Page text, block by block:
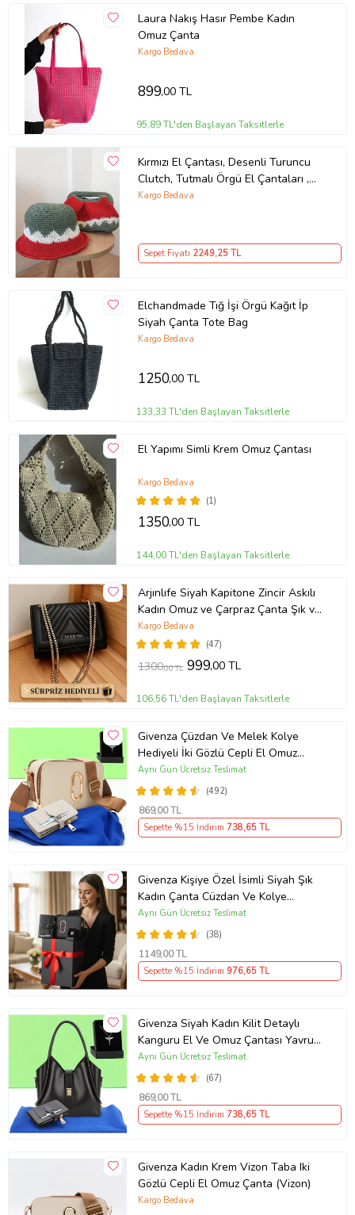
Laura Nakış Hasır Pembe Kadın
Omuz Çanta
Kargo Bedava
899,00 TL
95,89 TL'den Başlayan Taksitlerle
Kırmızı El Çantası, Desenli Turuncu
Clutch, Tutmalı Örgü El Çantaları ,
Kemzey Handmade Çanta (Kırmızı)
Kargo Bedava
Sepet Fiyatı 2249,25 TL
Elchandmade Tığ İşi Örgü Kağıt İp
Siyah Çanta Tote Bag
Kargo Bedava
1250,00 TL
133,33 TL'den Başlayan Taksitlerle
El Yapımı Simli Krem Omuz Çantası
(1)
Kargo Bedava
1350,00 TL
144,00 TL'den Başlayan Taksitlerle
Arjınlıfe Siyah Kapitone Zincir Askılı
Kadın Omuz ve Çarpraz Çanta Şık ve
Günlük kullanım.
(47)
Kargo Bedava
1300,00 TL 999,00 TL
106,56 TL'den Başlayan Taksitlerle
Givenza Çüzdan Ve Melek Kolye
Hediyeli İki Gözlü Cepli El Omuz
Çanta (Krem)
(492)
Aynı Gün Ücretsiz Teslimat
869,00 TL
Sepette %15 İndirim 738,65 TL
Givenza Kişiye Özel İsimli Siyah Şık
Kadın Çanta Cüzdan Ve Kolye
Hediyeli & Hediye Kutusu Seti
(D.Siyah)
(38)
Aynı Gün Ücretsiz Teslimat
1149,00 TL
Sepette %15 İndirim 976,65 TL
Givenza Siyah Kadın Kilit Detaylı
Kanguru El Ve Omuz Çantası Yavru
Çantalı Cüzdan Ve Kolye Hediyeli
(67)
Aynı Gün Ücretsiz Teslimat
869,00 TL
Sepette %15 İndirim 738,65 TL
Givenza Kadın Krem Vizon Taba Iki
Gözlü Cepli El Omuz Çanta (Vizon)
Kargo Bedava